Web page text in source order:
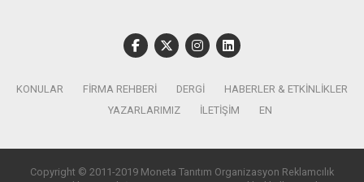
KONULAR FIRMA REHBERI DERGI
HABERLER & ETKINLIKLER
YAZARLARIMIZ
İLETIŞIM EN
Copyright © 2011-2019 Moneta Tanıtım Organizasyon Reklamcılık